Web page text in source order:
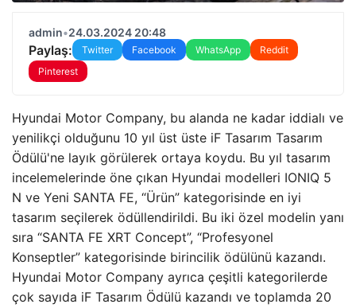
admin•24.03.2024 20:48
Paylaş: Twitter Facebook WhatsApp
Reddit
Pinterest
Hyundai Motor Company, bu alanda ne kadar iddialı ve
yenilikçi olduğunu 10 yıl üst üste iF Tasarım Tasarım
Ödülü'ne layık görülerek ortaya koydu. Bu yıl tasarım
incelemelerinde öne çıkan Hyundai modelleri IONIQ 5
N ve Yeni SANTA FE, “Ürün” kategorisinde en iyi
tasarım seçilerek ödüllendirildi. Bu iki özel modelin yanı
sıra “SANTA FE XRT Concept”, “Profesyonel
Konseptler” kategorisinde birincilik ödülünü kazandı.
Hyundai Motor Company ayrıca çeşitli kategorilerde
çok sayıda iF Tasarım Ödülü kazandı ve toplamda 20